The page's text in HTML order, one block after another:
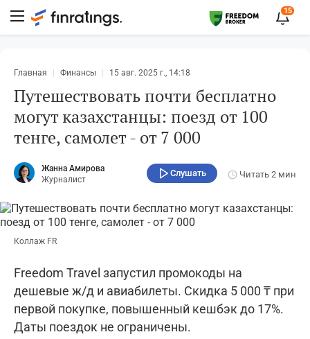
15
Главная Финансы 15 авг. 2025 г., 14:18
Путешествовать почти бесплатно
могут казахстанцы: поезд от 100
тенге, самолет - от 7 000
Жанна Амирова
Журналист
Слушать Читать 2 мин
Коллаж FR
Freedom Travel запустил промокоды на
дешевые ж/д и авиабилеты. Скидка 5 000 ₸ при
первой покупке, повышенный кешбэк до 17%.
Даты поездок не ограничены.